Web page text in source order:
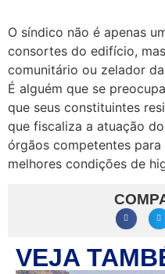
O síndico não é apenas
consortes do edifício,
comunitário ou zelador
É alguém que se
que seus constituintes
que fiscaliza a atuação
órgãos competentes para
melhores condições de
VEJA